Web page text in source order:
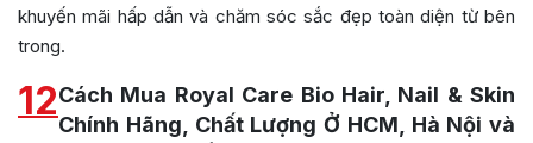
khuyến mãi hấp dẫn và chăm sóc sắc đẹp toàn diện từ bên
trong.
12Cách Mua Royal Care Bio Hair, Nail & Skin
Chính Hãng, Chất Lượng Ở HCM, Hà Nội và